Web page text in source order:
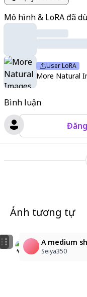
Bình luận
Mô hình & LoRA đã
User LoRA
More Natural
Ảnh tương tự
dark brown
ミヌォ
A medium
Seiya350
A medium
Seiya350